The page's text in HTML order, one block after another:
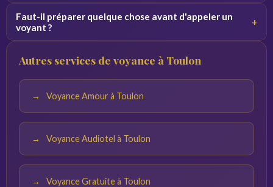
du voyant sur la plateforme. Profitez des minutes
Faut-il préparer quelque chose avant d'appeler un
voyant ?
+
calme. Plus vos questions sont précises, plus les réponses
Autres services de voyance à Toulon
Voyance Amour à Toulon
Voyance Audiotel à Toulon
Voyance Gratuite à Toulon